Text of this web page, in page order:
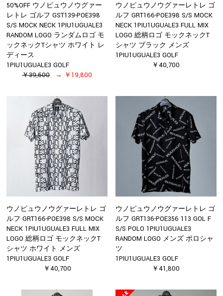
50%OFF ウノピュウノウグァー
レトレ ゴルフ GST139-POE398
S/S MOCK NECK 1PIU1UGUALE3
RANDOM LOGO ランダムロゴ モ
ックネックTシャツ ホワイト レ
ディース
1PIU1UGUALE3 GOLF
￥39,600
￥19,800
ウノピュウノウグァーレトレ ゴ
ルフ GRT166-POE398 S/S MOCK
NECK 1PIU1UGUALE3 FULL MIX
LOGO 総柄ロゴ モックネックT
シャツ ブラック メンズ
1PIU1UGUALE3 GOLF
￥40,700
ウノピュウノウグァーレトレ ゴ
ルフ GRT166-POE398 S/S MOCK
NECK 1PIU1UGUALE3 FULL MIX
LOGO 総柄ロゴ モックネックT
シャツ ホワイト メンズ
1PIU1UGUALE3 GOLF
￥40,700
ウノピュウノウグァーレトレ ゴ
ルフ GRT136-POE356 113 GOL F
S/S POLO 1PIU1UGUALE3
RANDOM LOGO メンズ ポロシャ
ツ
1PIU1UGUALE3 GOLF
￥41,800